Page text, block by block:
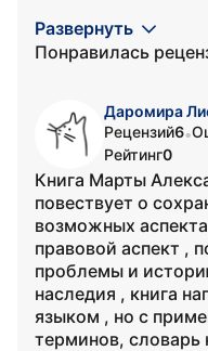
Развернуть
Понравилась
Даромира
Рецензий6•
Рейтинг0
Книга Марты
повествует о
возможных
правовой аспект ,
проблемы и
наследия , книга
языком , но с
терминов, словарь